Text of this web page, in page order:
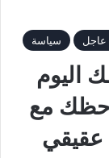
عاجل سياسة
اليوم
16 شباط 2017 حظك مع
عقيقي